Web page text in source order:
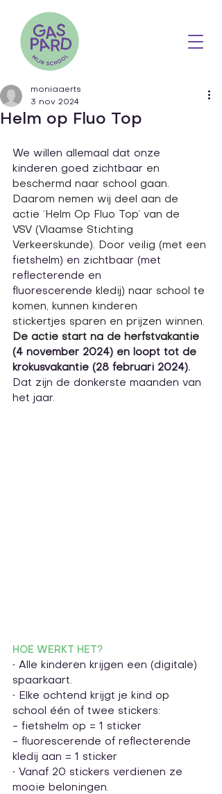
Helm op Fluo Top
moniaaerts
3 nov 2024
We willen allemaal dat onze
kinderen goed zichtbaar en
beschermd naar school gaan.
Daarom nemen wij deel aan de
actie ‘Helm Op Fluo Top’ van de
VSV (Vlaamse Stichting
Verkeerskunde). Door veilig (met een
fietshelm) en zichtbaar (met
reflecterende en
fluorescerende kledij) naar school te
komen, kunnen kinderen
stickertjes sparen en prijzen winnen.
De actie start na de herfstvakantie
(4 november 2024) en loopt tot de
krokusvakantie (28 februari 2024).
Dat zijn de donkerste maanden van
het jaar.
HOE WERKT HET?
• Alle kinderen krijgen een (digitale)
spaarkaart.
• Elke ochtend krijgt je kind op
school één of twee stickers:
- fietshelm op = 1 sticker
- fluorescerende of reflecterende
kledij aan = 1 sticker
• Vanaf 20 stickers verdienen ze
mooie beloningen.